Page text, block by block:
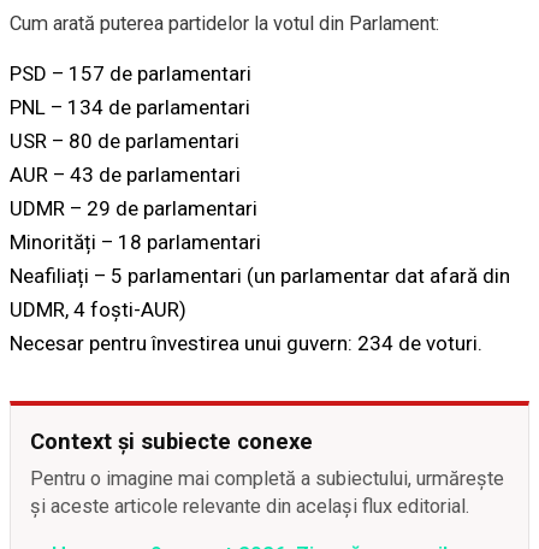
Cum arată puterea partidelor la votul din Parlament:
PSD – 157 de parlamentari
PNL – 134 de parlamentari
USR – 80 de parlamentari
AUR – 43 de parlamentari
UDMR – 29 de parlamentari
Minorități – 18 parlamentari
Neafiliați – 5 parlamentari (un parlamentar dat afară din
UDMR, 4 foști-AUR)
Necesar pentru învestirea unui guvern: 234 de voturi.
Context și subiecte conexe
Pentru o imagine mai completă a subiectului, urmărește
și aceste articole relevante din același flux editorial.